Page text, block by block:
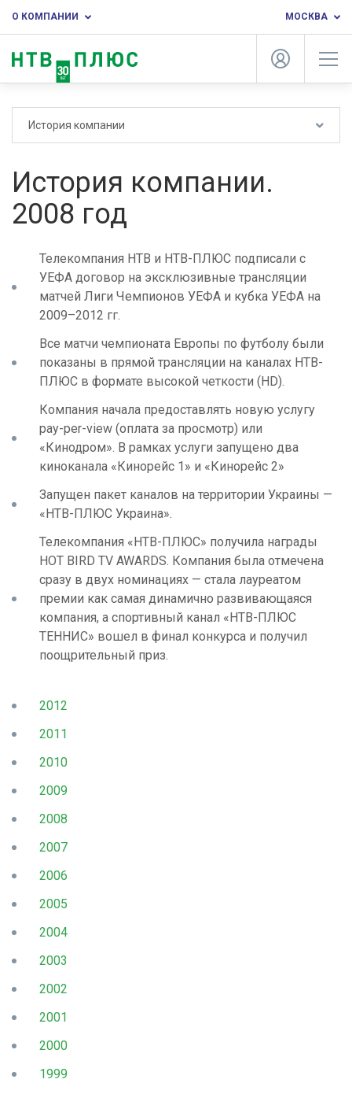
О КОМПАНИИ МОСКВА
История компании
История компании.
2008 год
Телекомпания НТВ и НТВ-ПЛЮС подписали с
УЕФА договор на эксклюзивные трансляции
матчей Лиги Чемпионов УЕФА и кубка УЕФА на
2009–2012 гг.
Все матчи чемпионата Европы по футболу были
показаны в прямой трансляции на каналах НТВ-
ПЛЮС в формате высокой четкости (HD).
Компания начала предоставлять новую услугу
pay-per-view (оплата за просмотр) или
«Кинодром». В рамках услуги запущено два
киноканала «Кинорейс 1» и «Кинорейс 2»
Запущен пакет каналов на территории Украины —
«НТВ-ПЛЮС Украина».
Телекомпания «НТВ-ПЛЮС» получила награды
HOT BIRD TV AWARDS. Компания была отмечена
сразу в двух номинациях — стала лауреатом
премии как самая динамично развивающаяся
компания, а спортивный канал «НТВ-ПЛЮС
ТЕННИС» вошел в финал конкурса и получил
поощрительный приз.
2012
2011
2010
2009
2008
2007
2006
2005
2004
2003
2002
2001
2000
1999